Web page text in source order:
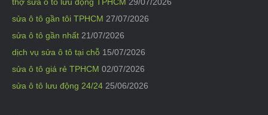
sửa ô tô gần tôi TPHCM 27/07/2026
sửa ô tô gần nhất 21/07/2026
dịch vụ sửa ô tô tại chỗ 15/07/2026
sửa ô tô giá rẻ TPHCM 02/07/2026
sửa ô tô lưu động 24/24 25/06/2026